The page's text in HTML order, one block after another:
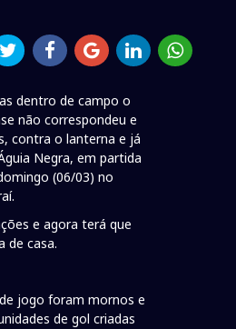
dentro de campo o
não correspondeu e
contra o lanterna e já
Negra, em partida
(06/03) no
e agora terá que
de casa.
jogo foram mornos e
de gol criadas